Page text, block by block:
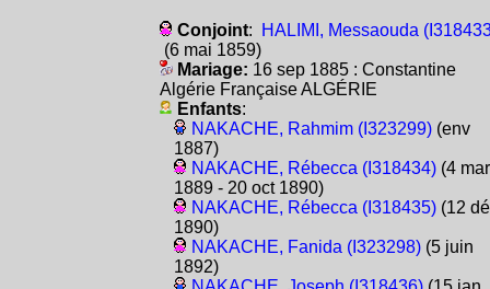
Conjoint:
HALIMI, Messaouda
(6 mai 1859)
Mariage: 16 sep 1885 : Constantine
Algérie Française ALGÉRIE
Enfants:
NAKACHE, Rahmim (I323299)(env
1887)
NAKACHE, Rébecca (I318434)(4
1889 - 20 oct 1890)
NAKACHE, Rébecca (I318435)(12
1890)
NAKACHE, Fanida (I323298)(5 juin
1892)